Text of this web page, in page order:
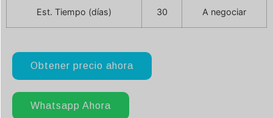
Est. Tiempo (días) 30 A negociar
Obtener precio ahora
Whatsapp Ahora